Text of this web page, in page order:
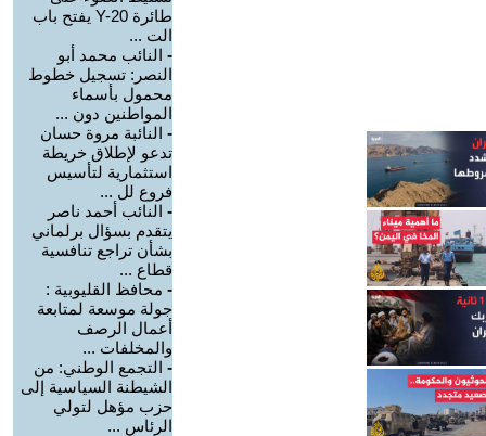
طائرة Y-20 يفتح باب
الت ...
- النائب محمد أبو
النصر: تسجيل خطوط
محمول بأسماء
المواطنين دون ...
- النائبة مروة حسان
تدعو لإطلاق خريطة
استثمارية لتأسيس
فروع لل ...
- النائب أحمد ناصر
يتقدم بسؤال برلماني
بشأن تراجع تنافسية
قطاع ...
- محافظ القليوبية :
جولة موسعة لمتابعة
أعمال الرصف
والمخلفات ...
- التجمع الوطني: من
الشيطنة السياسية إلى
حزب مؤهل لتولي
الرئاس ...